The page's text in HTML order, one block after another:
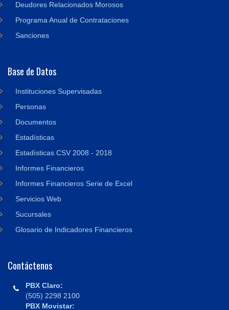
Deudores Relacionados Morosos
Programa Anual de Contrataciones
Sanciones
Base de Datos
Instituciones Supervisadas
Personas
Documentos
Estadísticas
Estadísticas CSV 2008 - 2018
Informes Financieros
Informes Financieros Serie de Excel
Servicios Web
Sucursales
Glosario de Indicadores Financieros
Contáctenos
PBX Claro:
(505) 2298 2100
PBX Movistar: